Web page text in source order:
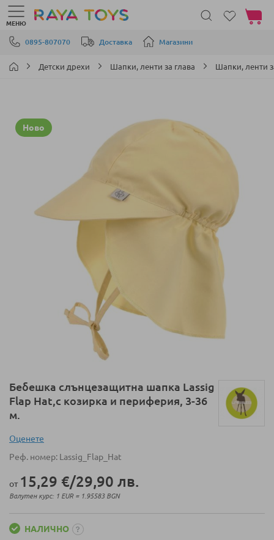
Прескачане към съдържанието
0895-807070 Доставка Магазини
МЕНЮ
Моята
Детски дрехи Шапки, ленти за глава Шапки, ленти
Ново
Преминете
към
изображенията
Преминете
към
началото
на
галерия
снимки
Бебешка слънцезащитна шапка Lassig
Flap Hat,с козирка и периферия, 3-36
м.
Оценeте
Реф. номер Lassig_Flap_Hat
от 15,29 €/29,90 лв.
Валутен курс: 1 EUR = 1.95583 BGN
НАЛИЧНО